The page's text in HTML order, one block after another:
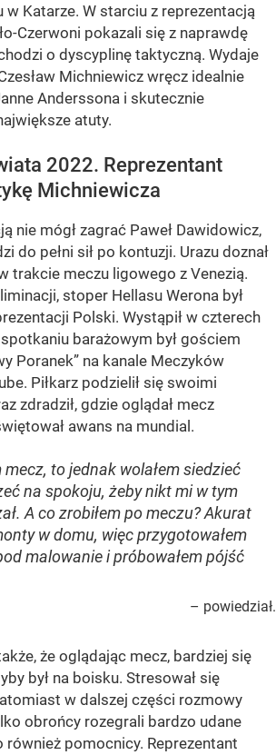
Katarze. W starciu z reprezentacją
Czerwoni pokazali się z naprawdę
o dyscyplinę taktyczną. Wydaje
Michniewicz wręcz idealnie
Anderssona i skutecznie
atuty.
2022. Reprezentant
Michniewicza
nie mógł zagrać Paweł Dawidowicz,
do pełni sił po kontuzji. Urazu doznał
trakcie meczu ligowego z Venezią.
stoper Hellasu Werona był
Polski. Wystąpił w czterech
barażowym był gościem
Poranek” na kanale Meczyków
Piłkarz podzielił się swoimi
zdradził, gdzie oglądał mecz
awans na mundial.
mecz, to jednak wolałem siedzieć
na spokoju, żeby nikt mi w tym
A co zrobiłem po meczu? Akurat
w domu, więc przygotowałem
malowanie i próbowałem pójść
– powiedział.
że oglądając mecz, bardziej się
był na boisku. Stresował się
w dalszej części rozmowy
obrońcy rozegrali bardzo udane
pomocnicy. Reprezentant